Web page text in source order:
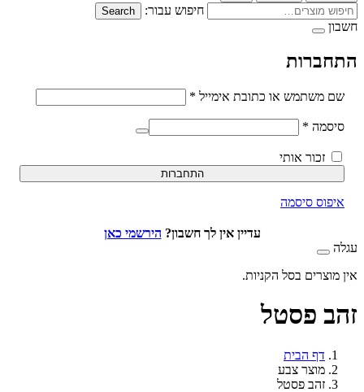
חיפוש עבור: Search
משתמש או כתובת אימייל*חובה
*חובה
זכור אותי
התחברות
סיסמה
עדיין אין לך חשבון?הירשמי כאן
בסל הקניות.
פסטל
דף הבית
מוצר צבע
זהב פסטל